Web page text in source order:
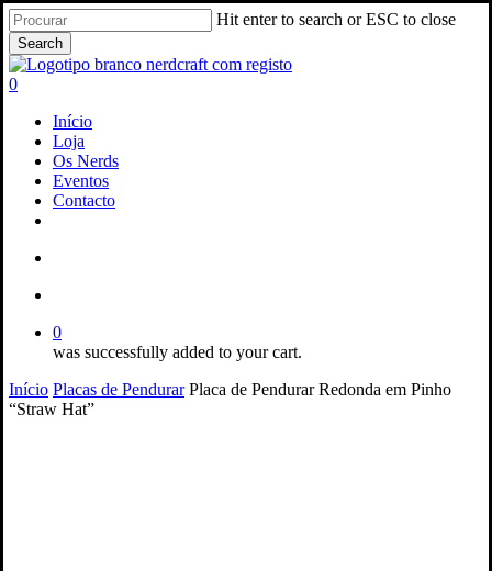
Skip
to
main
content
Hit enter to search or ESC to close
Search
Close
Search
search
account
0
Início
Loja
Os Nerds
Eventos
Contacto
0
was successfully added to your cart.
Início Placas de Pendurar Placa de Pendurar Redonda em Pinho
“Straw Hat”